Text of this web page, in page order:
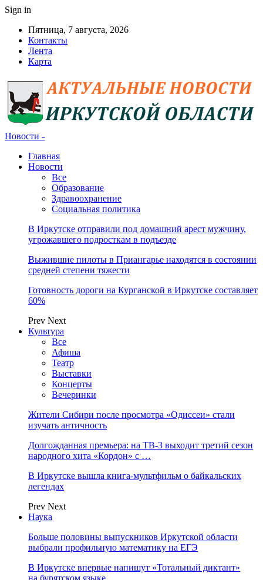
Sign in
Пятница, 7 августа, 2026
Контакты
Лента
Карта
Новости -
Главная
Новости
Все
Образование
Здравоохранение
Социальная политика
В Иркутске отправили под домашний арест мужчину,
угрожавшего подросткам в подъезде
Выжившие пилоты в Приангарье находятся в состоянии
средней степени тяжести
Готовность дороги на Курганской в Иркутске составляет
60%
Prev Next
Культура
Все
Афиша
Театр
Выставки
Концерты
Вечеринки
Жители Сибири после просмотра «Одиссеи» стали
изучать античность
Долгожданная премьера: на ТВ-3 выходит третий сезон
народного хита «Кордон» с …
В Иркутске вышла книга-мультфильм о байкальских
легендах
Prev Next
Наука
Больше половины выпускников Иркутской области
выбрали профильную математику на ЕГЭ
В Иркутске впервые напишут «Тотальный диктант»
на бурятском языке